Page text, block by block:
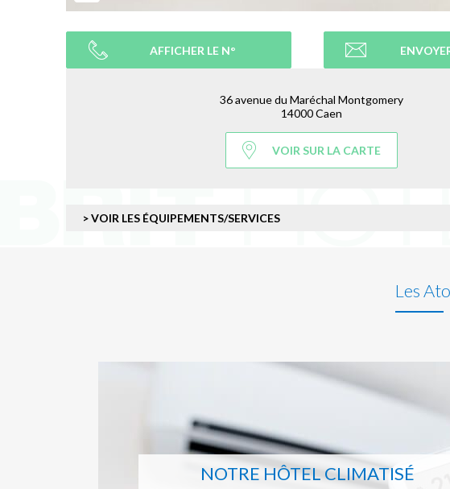
AFFICHER LE N°
36 avenue du Maréchal Montgomery
14000 Caen
VOIR SUR LA CARTE
> VOIR LES ÉQUIPEMENTS/SERVICES
Les
NOTRE HÔTEL CLIMATISÉ